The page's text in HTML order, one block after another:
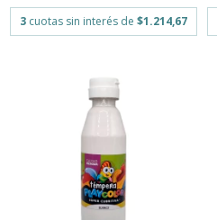
3 cuotas sin interés de $1.214,67